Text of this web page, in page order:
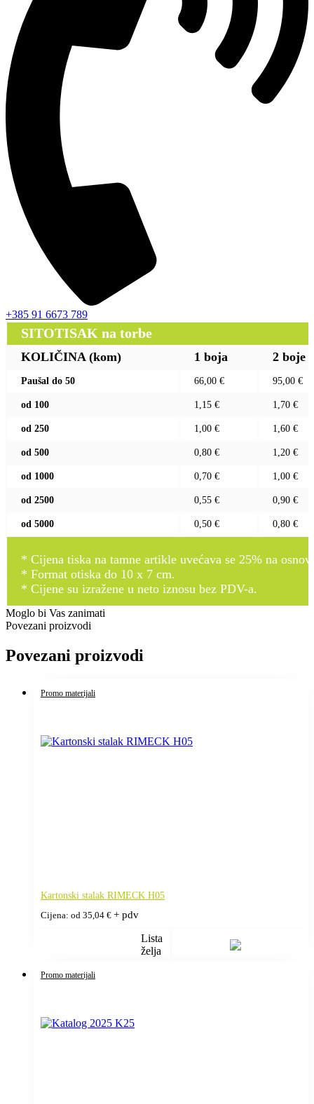
+385 91 6673 789
SITOTISAK na torbe
KOLIČINA (kom) 1 boja 2 boje
Paušal do 50 66,00 € 95,00 €
od 100 1,15 € 1,70 €
od 250 1,00 € 1,60 €
od 500 0,80 € 1,20 €
od 1000 0,70 € 1,00 €
od 2500 0,55 € 0,90 €
od 5000 0,50 € 0,80 €
* Cijena tiska na tamne artikle uvećava se 25% na
* Format otiska do 10 x 7 cm.
* Cijene su izražene u neto iznosu bez PDV-a.
Moglo bi Vas zanimati
Povezani proizvodi
Povezani proizvodi
Promo materijali
Kartonski stalak RIMECK H05
Cijena: od 35,04 € + pdv
Lista
želja
Promo materijali